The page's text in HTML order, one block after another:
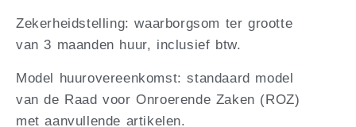
Zekerheidstelling: waarborgsom ter grootte
van 3 maanden huur, inclusief btw.
Model huurovereenkomst: standaard model
van de Raad voor Onroerende Zaken (ROZ)
met aanvullende artikelen.